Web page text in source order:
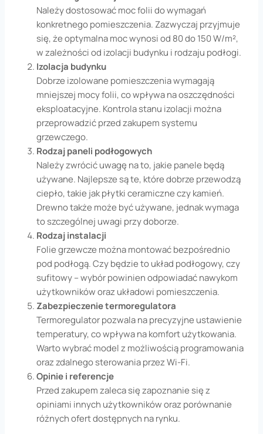
Należy dostosować moc folii do wymagań
konkretnego pomieszczenia. Zazwyczaj przyjmuje
się, że optymalna moc wynosi od 80 do 150 W/m²,
w zależności od izolacji budynku i rodzaju podłogi.
Izolacja budynku
Dobrze izolowane pomieszczenia wymagają
mniejszej mocy folii, co wpływa na oszczędności
eksploatacyjne. Kontrola stanu izolacji można
przeprowadzić przed zakupem systemu
grzewczego.
Rodzaj paneli podłogowych
Należy zwrócić uwagę na to, jakie panele będą
używane. Najlepsze są te, które dobrze przewodzą
ciepło, takie jak płytki ceramiczne czy kamień.
Drewno także może być używane, jednak wymaga
to szczególnej uwagi przy doborze.
Rodzaj instalacji
Folie grzewcze można montować bezpośrednio
pod podłogą. Czy będzie to układ podłogowy, czy
sufitowy – wybór powinien odpowiadać nawykom
użytkowników oraz układowi pomieszczenia.
Zabezpieczenie termoregulatora
Termoregulator pozwala na precyzyjne ustawienie
temperatury, co wpływa na komfort użytkowania.
Warto wybrać model z możliwością programowania
oraz zdalnego sterowania przez Wi-Fi.
Opinie i referencje
Przed zakupem zaleca się zapoznanie się z
opiniami innych użytkowników oraz porównanie
różnych ofert dostępnych na rynku.